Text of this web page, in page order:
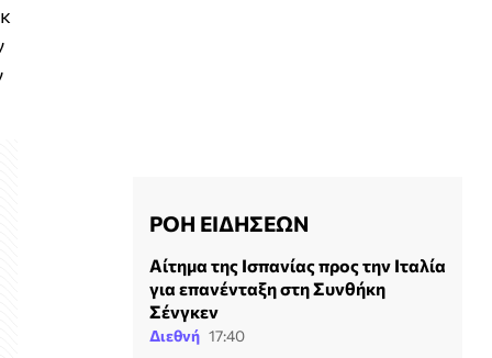
ΡΟΗ ΕΙΔΗΣΕΩΝ
Αίτημα της Ισπανίας προς την Ιταλία
για επανένταξη στη Συνθήκη
Σένγκεν
Διεθνή 17:40